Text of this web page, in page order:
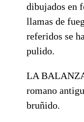
dibujados en
llamas de
referidos se
pulido.
LA
romano
bruñido.